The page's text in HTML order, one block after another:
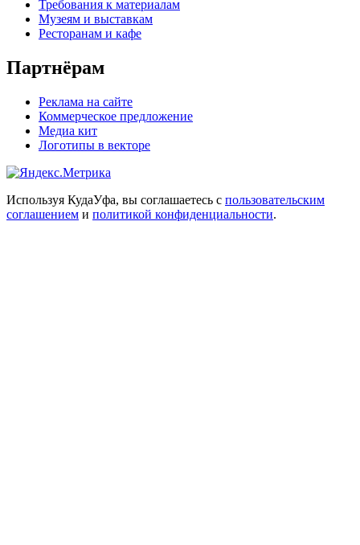
Требования к материалам
Музеям и выставкам
Ресторанам и кафе
Партнёрам
Реклама на сайте
Коммерческое предложение
Медиа кит
Логотипы в векторе
Используя КудаУфа, вы соглашаетесь с пользовательским
соглашением и политикой конфиденциальности.